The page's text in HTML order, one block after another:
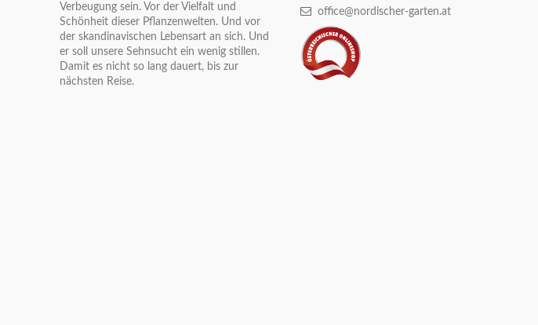
Verbeugung sein. Vor der Vielfalt und
Schönheit dieser Pflanzenwelten. Und vor
der skandinavischen Lebensart an sich. Und
er soll unsere Sehnsucht ein wenig stillen.
Damit es nicht so lang dauert, bis zur
nächsten Reise.
office@nordischer-garten.at